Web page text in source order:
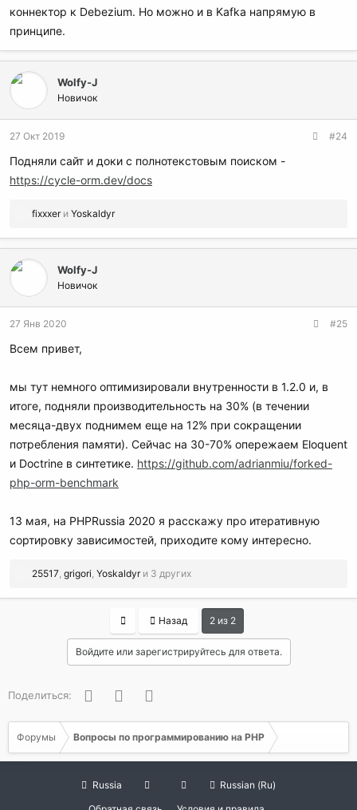
коннектор к Debezium. Но можно и в Kafka напрямую в
принципе.
Wolfy-J
Новичок
27 Окт 2019 #24
Подняли сайт и доки с полнотекстовым поиском -
https://cycle-orm.dev/docs
Р
а
и
fixxxerи Yoskaldyr
Wolfy-J
Новичок
27 Янв 2020 #25
Всем привет,
мы тут немного оптимизировали внутренности в 1.2.0 и, в
итоге, подняли производительность на 30% (в течении
месяца-двух поднимем еще на 12% при сокращении
потребления памяти). Сейчас на 30-70% опережаем Eloquent
и Doctrine в синтетике. https://github.com/adrianmiu/forked-
php-orm-benchmark
13 мая, на PHPRussia 2020 я расскажу про итеративную
сортировку зависимостей, приходите кому интересно.
Р
а
25517, grigori, Yoskaldyrи 3 других
Назад 2 из 2
Войдите или зарегистрируйтесь для ответа.
Поделиться: FacebookTwitter
Форумы Вопросы по программированию на РНР
Russia
Russian (Ru)